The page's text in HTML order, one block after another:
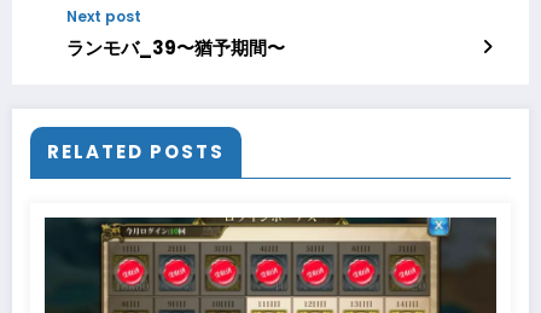
Next post
ランモバ_39〜猶予期間〜
RELATED POSTS